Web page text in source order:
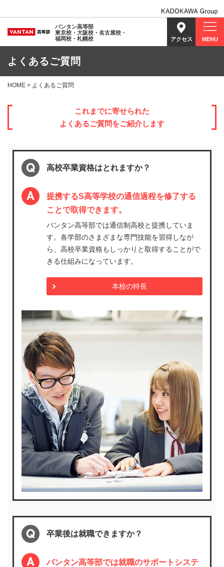
バンタン高等部
東京校・大阪校・名古屋校・
福岡校・札幌校
MENU
アクセス
よくあるご質問
HOME > よくあるご質問
これまでに寄せられた
よくあるご質問をご紹介します
高校卒業資格はとれますか？
提携するS高等学校の通信過程を修了する
ことで取得できます。
バンタン高等部では通信制高校と提携していま
す。各学部のさまざまな専門技能を習得しなが
ら、高校卒業資格もしっかりと取得することがで
きる仕組みになっています。
本校の特長
卒業後は就職できますか？
バンタン高等部では就職のサポートシステ